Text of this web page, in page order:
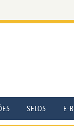
SELOS E-